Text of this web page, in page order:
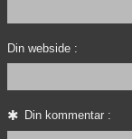
Din webside :
Din kommentar :